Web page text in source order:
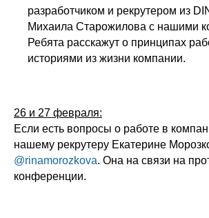
разработчиком и рекрутером из
Михаила Старожилова с нашими
Ребята расскажут о принципах
историями из жизни компании.
26 и 27 февраля:
Если есть вопросы о работе в
нашему рекрутеру Екатерине
@rinamorozkova. Она на связи на
конференции.